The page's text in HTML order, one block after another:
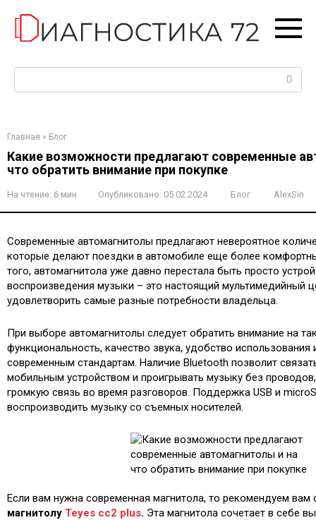
контенту
Главная » Блог
Какие возможности предлагают современные
что обратить внимание при покупке
На чтение: 6 мин Опубликовано: 05.02.2024 Блог AlexSin
Современные автомагнитолы предлагают невероятное
которые делают поездки в автомобиле еще более
того, автомагнитола уже давно перестала быть просто
воспроизведения музыки – это настоящий мультимедийный
удовлетворить самые разные потребности владельца.
При выборе автомагнитолы следует обратить внимание на
функциональность, качество звука, удобство использования
современным стандартам. Наличие Bluetooth позволит
мобильным устройством и проигрывать музыку без
громкую связь во время разговоров. Поддержка USB и
воспроизводить музыку со съемных носителей.
Если вам нужна современная магнитола, то рекомендуем вам
магнитолу Teyes cc2 plus. Эта магнитола сочетает в себе